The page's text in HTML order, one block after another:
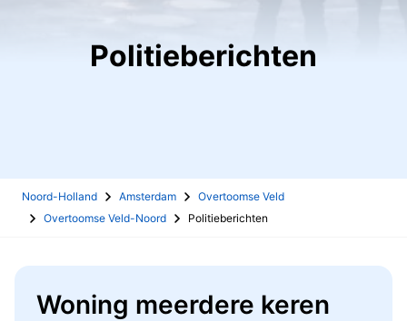
Politieberichten
Noord-Holland Amsterdam
Overtoomse Veld
Overtoomse Veld-Noord
Politieberichten
Woning meerdere keren